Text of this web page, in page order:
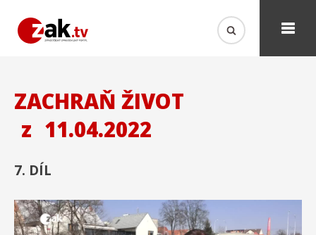
ZACHRAŇ ŽIVOT
z 11.04.2022
7. DÍL